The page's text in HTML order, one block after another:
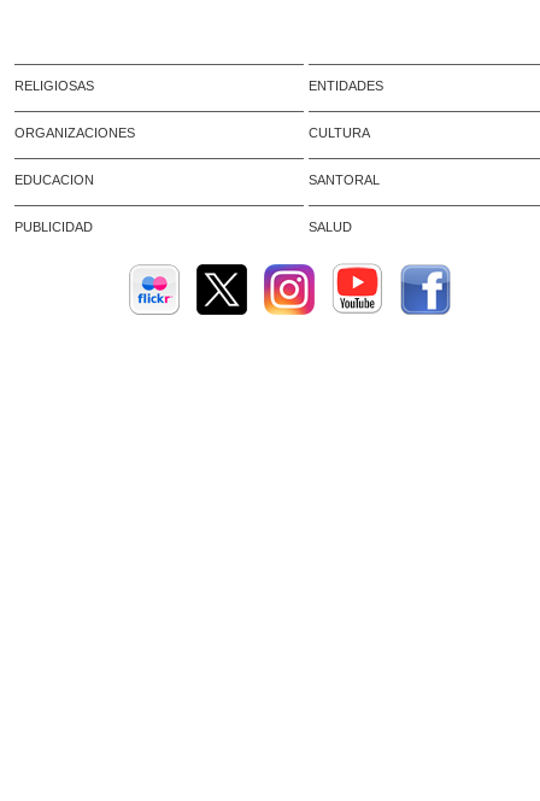
RELIGIOSAS ENTIDADES
ORGANIZACIONES CULTURA
EDUCACION SANTORAL
PUBLICIDAD SALUD